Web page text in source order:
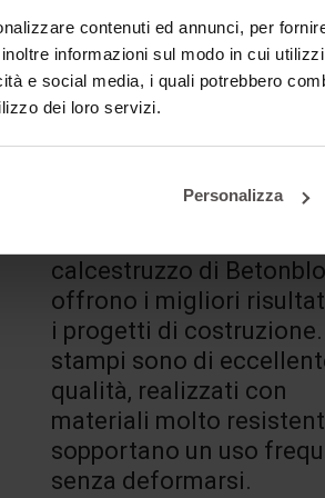
contenuti ed annunci, per
informazioni sul modo in cui
e social media, i quali potrebbero
dei loro servizi.
Personalizza
e amichevole. Nessuno
blocchi di calcestruzzo
migliori.
Bagger- & Fuhrbetrieb Jütte